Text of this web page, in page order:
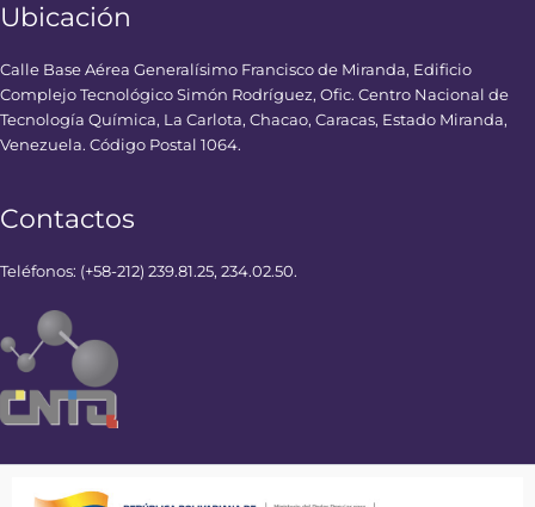
Ubicación
Calle Base Aérea Generalísimo Francisco de Miranda, Edificio
Complejo Tecnológico Simón Rodríguez, Ofic. Centro Nacional de
Tecnología Química, La Carlota, Chacao, Caracas, Estado Miranda,
Venezuela. Código Postal 1064.
Contactos
Teléfonos: (+58-212) 239.81.25, 234.02.50.